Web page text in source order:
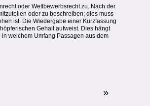
oder Wettbewerbsrecht zu. Nach der
oder zu beschreiben; dies muss
ist. Die Wiedergabe einer Kurzfassung
Gehalt aufweist. Dies hängt
welchem Umfang Passagen aus dem
»